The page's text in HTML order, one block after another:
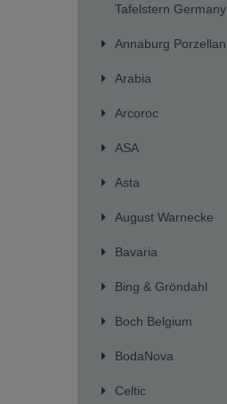
Tafelstern Germany
Annaburg Porzellan
Arabia
Arcoroc
ASA
Asta
August Warnecke
Bavaria
Bing & Gröndahl
Boch Belgium
BodaNova
Celtic